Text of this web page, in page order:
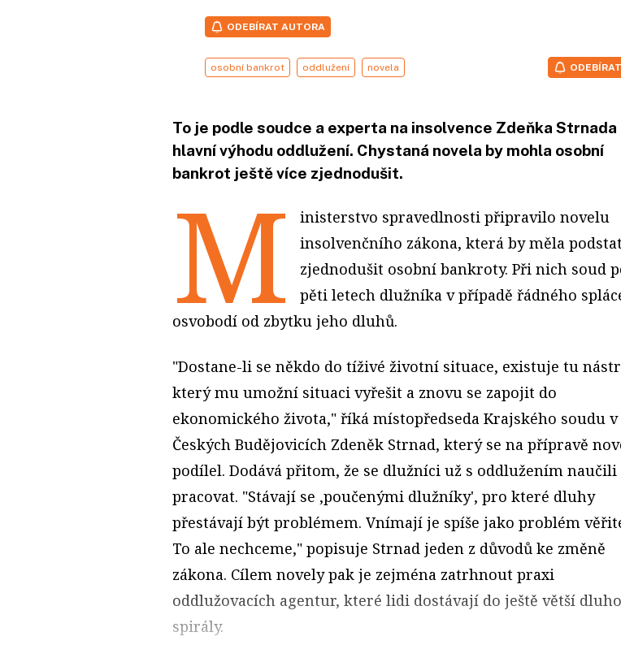
ODEBÍRAT AUTORA
osobní bankrot oddlužení novela
To je podle soudce a experta na insolvence Zdeňka Strnada
hlavní výhodu oddlužení. Chystaná novela by mohla osobní
bankrot ještě více zjednodušit.
M
inisterstvo spravedlnosti připravilo novelu
insolvenčního zákona, která by měla
zjednodušit osobní bankroty. Při nich soud
pěti letech dlužníka v případě řádného
osvobodí od zbytku jeho dluhů.
"Dostane-li se někdo do tíživé životní situace, existuje tu
který mu umožní situaci vyřešit a znovu se zapojit do
ekonomického života," říká místopředseda Krajského soudu v
Českých Budějovicích Zdeněk Strnad, který se na přípravě
podílel. Dodává přitom, že se dlužníci už s oddlužením naučili
pracovat. "Stávají se ,poučenými dlužníky', pro které dluhy
přestávají být problémem. Vnímají je spíše jako problém
To ale nechceme," popisuje Strnad jeden z důvodů ke změně
zákona. Cílem novely pak je zejména zatrhnout praxi
oddlužovacích agentur, které lidi dostávají do ještě větší
spirály.